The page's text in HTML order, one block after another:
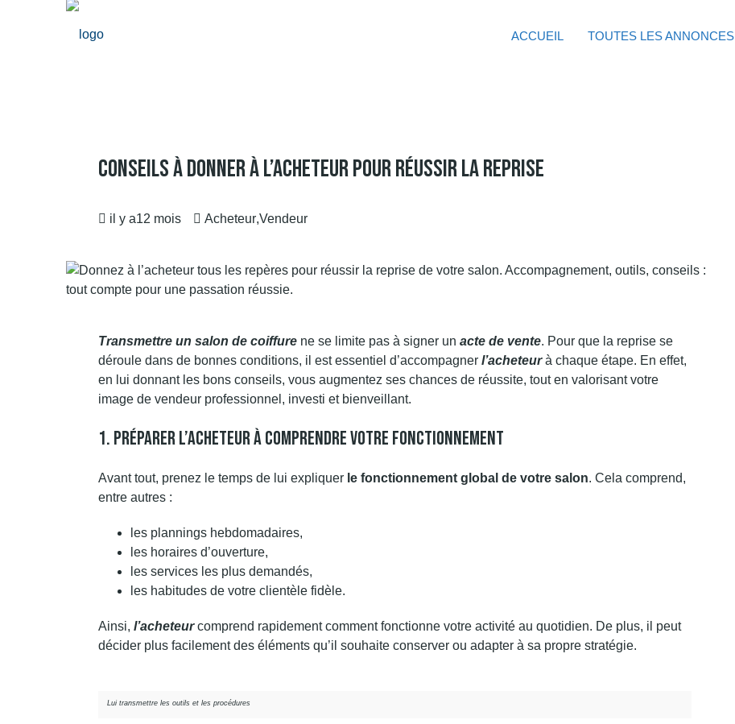
ACCUEIL TOUTES LES ANNONCES
Conseils À Donner À L’acheteur Pour Réussir La Reprise
il y a12 mois Acheteur,Vendeur
Transmettre un salon de coiffure ne se limite pas à signer un acte de vente. Pour que la reprise se
déroule dans de bonnes conditions, il est essentiel d’accompagner l’acheteurà chaque étape. En effet,
en lui donnant les bons conseils, vous augmentez ses chances de réussite, tout en valorisant votre
image de vendeur professionnel, investi et bienveillant.
1. Préparer L’acheteur À Comprendre Votre Fonctionnement
Avant tout, prenez le temps de lui expliquer le fonctionnement global de votre salon. Cela comprend,
entre autres :
les plannings hebdomadaires,
les horaires d’ouverture,
les services les plus demandés,
les habitudes de votre clientèle fidèle.
Ainsi, l’acheteurcomprend rapidement comment fonctionne votre activité au quotidien. De plus, il peut
décider plus facilement des éléments qu’il souhaite conserver ou adapter à sa propre stratégie.
Lui transmettre les outils et les procédures